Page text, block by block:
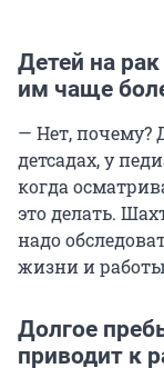
Детей на
им чаще
— Нет, почему?
детсадах, у
когда
это делать.
надо
жизни и
Долгое
приводит к